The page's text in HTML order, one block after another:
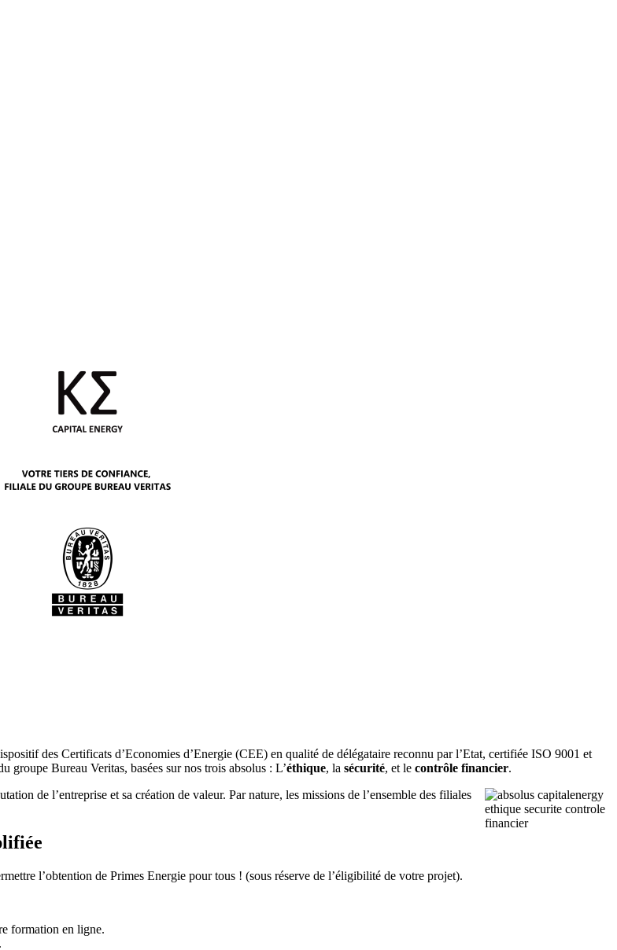
des Certificats d’Economies d’Energie (CEE) en qualité de délégataire reconnu par l’Etat, certifiée ISO 9001 et
Bureau Veritas, basées sur nos trois absolus : L’éthique, la sécurité, et le contrôle financier.
de l’entreprise et sa création de valeur. Par nature, les missions de l’ensemble des filiales
l’obtention de Primes Energie pour tous ! (sous réserve de l’éligibilité de votre projet).
formation en ligne.